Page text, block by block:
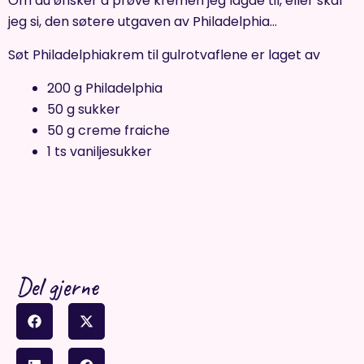
jeg si, den søtere utgaven av Philadelphia…
Søt Philadelphiakrem til gulrotvaflene er laget av
200 g Philadelphia
50 g sukker
50 g creme fraiche
1 ts vaniljesukker
Del gjerne